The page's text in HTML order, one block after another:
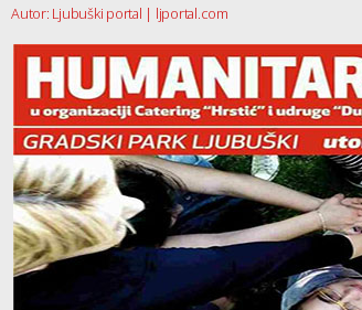
Autor: Ljubuški portal | ljportal.com